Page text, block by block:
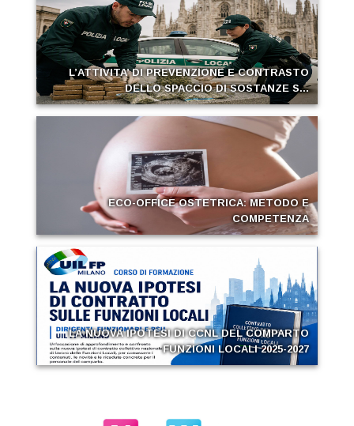
L’ATTIVITA’ DI PREVENZIONE E CONTRASTO
DELLO SPACCIO DI SOSTANZE S...
ECO-OFFICE OSTETRICA: METODO E
COMPETENZA
LA NUOVA IPOTESI DI CCNL DEL COMPARTO
FUNZIONI LOCALI 2025-2027